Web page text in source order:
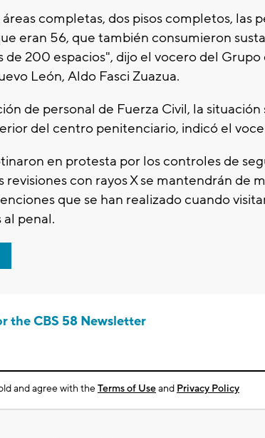
completas, dos pisos completos, las
eran 56, que también consumieron
de 200 espacios", dijo el vocero del
León, Aldo Fasci Zuazua.
de personal de Fuerza Civil, la
del centro penitenciario, indicó el
en protesta por los controles de
revisiones con rayos X se mantendrán de
que se han realizado cuando
penal.
the CBS 58 Newsletter
and agree with theTerms of Useand Privacy Policy